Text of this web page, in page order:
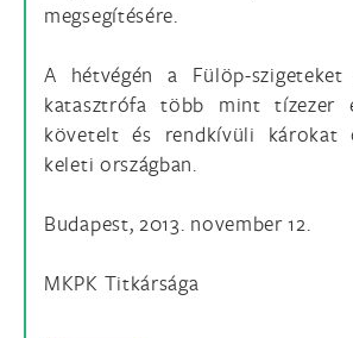
megsegítésére.
A hétvégén a Fülöp-
katasztrófa több mint tízezer
követelt és rendkívüli
keleti országban.
Budapest, 2013. november 12.
MKPK Titkársága